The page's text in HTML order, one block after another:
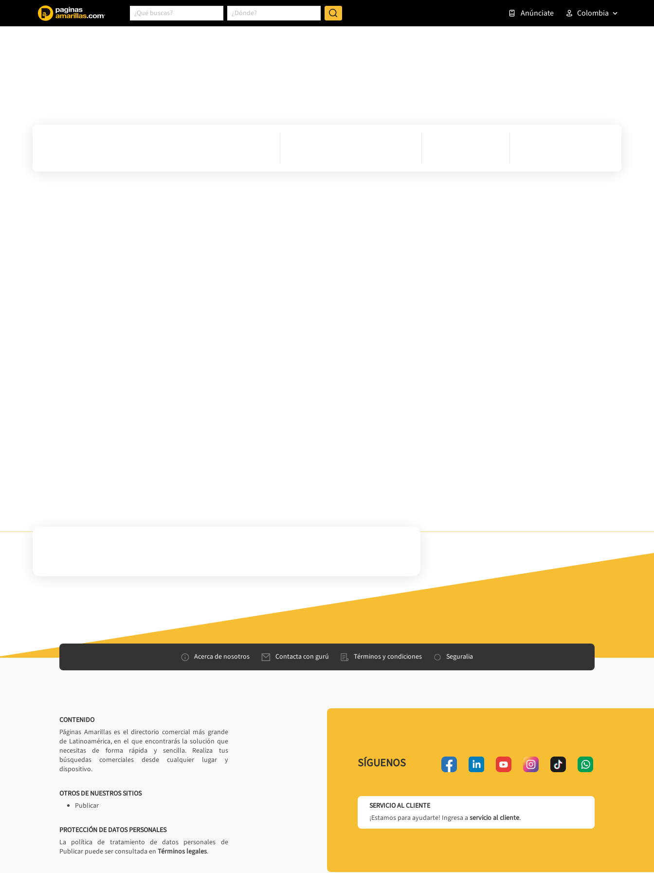
Anúnciate Colombia
Acerca de nosotros Contacta con gurú Términos y condiciones Seguralia
CONTENIDO
Páginas Amarillas es el directorio comercial más grande
de Latinoamérica, en el que encontrarás la solución que
necesitas de forma rápida y sencilla. Realiza tus
búsquedas comerciales desde cualquier lugar y
dispositivo.
OTROS DE NUESTROS SITIOS
Publicar
PROTECCIÓN DE DATOS PERSONALES
La política de tratamiento de datos personales de
Publicar puede ser consultada en Términos legales.
SÍGUENOS
SERVICIO AL CLIENTE
¡Estamos para ayudarte! Ingresa a servicio al cliente.